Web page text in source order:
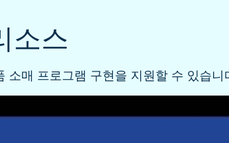
소스
소매 프로그램 구현을 지원할 수 있습니